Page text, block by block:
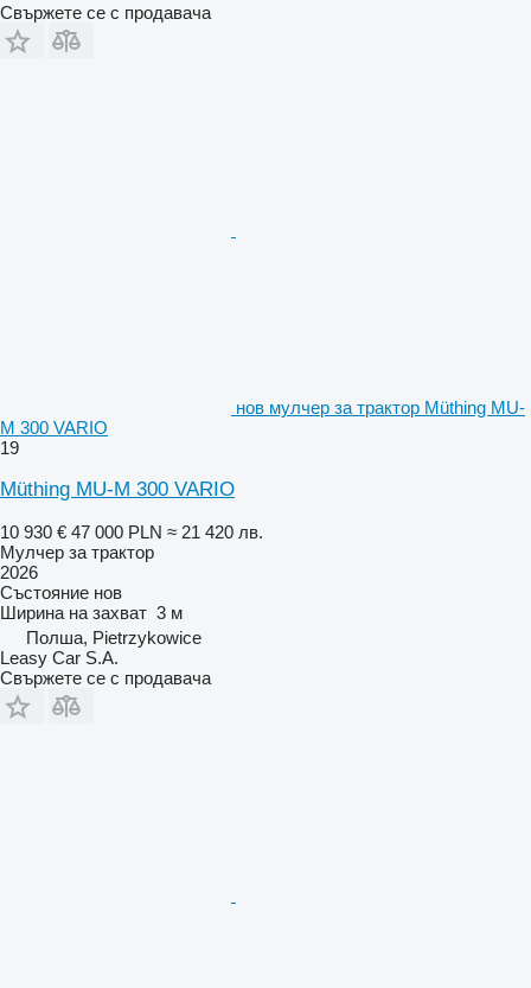
Свържете се с продавача
нов мулчер за трактор Müthing MU-
M 300 VARIO
19
Müthing MU-M 300 VARIO
10 930 € 47 000 PLN ≈ 21 420 лв.
Мулчер за трактор
2026
Състояние нов
Ширина на захват 3 м
Полша, Pietrzykowice
Leasy Car S.A.
Свържете се с продавача